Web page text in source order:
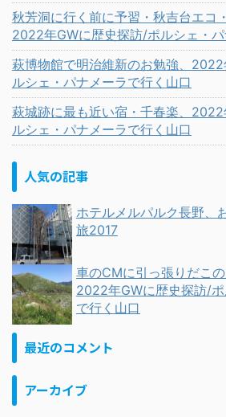
秋芳洞に行く前に予習・秋吉台エコ
2022年GWに歴史探訪/ポルシェ・
萩博物館で明治維新のお勉強、
ルシェ・パナメーラで行く山口
萩城跡に最も近い宿・千春楽、
ルシェ・パナメーラで行く山口
人気の記事
ホテルメルパルク長野、
旅2017
車のCMに引っ張りだこの
2022年GWに歴史探訪/
で行く山口
最近のコメント
アーカイブ